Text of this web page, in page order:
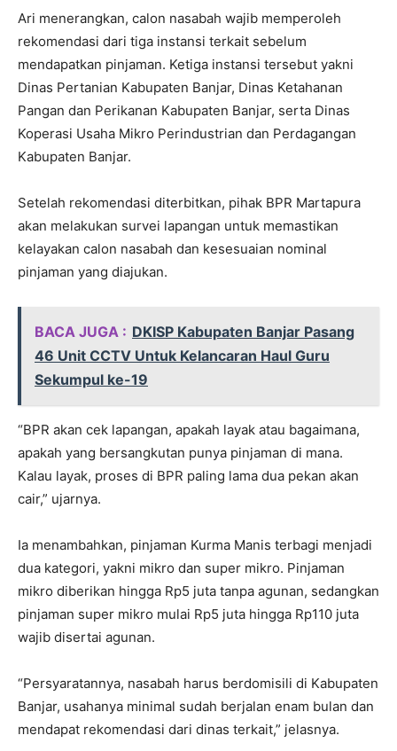
Ari menerangkan, calon nasabah wajib memperoleh
rekomendasi dari tiga instansi terkait sebelum
mendapatkan pinjaman. Ketiga instansi tersebut yakni
Dinas Pertanian Kabupaten Banjar, Dinas Ketahanan
Pangan dan Perikanan Kabupaten Banjar, serta Dinas
Koperasi Usaha Mikro Perindustrian dan Perdagangan
Kabupaten Banjar.
Setelah rekomendasi diterbitkan, pihak BPR Martapura
akan melakukan survei lapangan untuk memastikan
kelayakan calon nasabah dan kesesuaian nominal
pinjaman yang diajukan.
BACA JUGA : DKISP Kabupaten Banjar Pasang
46 Unit CCTV Untuk Kelancaran Haul Guru
Sekumpul ke-19
“BPR akan cek lapangan, apakah layak atau bagaimana,
apakah yang bersangkutan punya pinjaman di mana.
Kalau layak, proses di BPR paling lama dua pekan akan
cair,” ujarnya.
Ia menambahkan, pinjaman Kurma Manis terbagi menjadi
dua kategori, yakni mikro dan super mikro. Pinjaman
mikro diberikan hingga Rp5 juta tanpa agunan, sedangkan
pinjaman super mikro mulai Rp5 juta hingga Rp110 juta
wajib disertai agunan.
“Persyaratannya, nasabah harus berdomisili di Kabupaten
Banjar, usahanya minimal sudah berjalan enam bulan dan
mendapat rekomendasi dari dinas terkait,” jelasnya.